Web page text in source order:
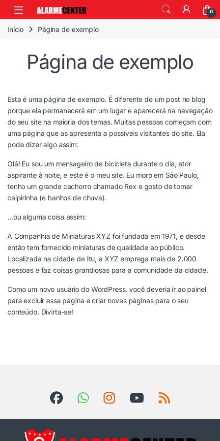
0
Início Página de exemplo
Página de exemplo
Esta é uma página de exemplo. É diferente de um post no blog
porque ela permanecerá em um lugar e aparecerá na navegação
do seu site na maioria dos temas. Muitas pessoas começam com
uma página que as apresenta a possíveis visitantes do site. Ela
pode dizer algo assim:
Olá! Eu sou um mensageiro de bicicleta durante o dia, ator
aspirante à noite, e este é o meu site. Eu moro em São Paulo,
tenho um grande cachorro chamado Rex e gosto de tomar
caipirinha (e banhos de chuva).
…ou alguma coisa assim:
A Companhia de Miniaturas XYZ foi fundada em 1971, e desde
então tem fornecido miniaturas de qualidade ao público.
Localizada na cidade de Itu, a XYZ emprega mais de 2.000
pessoas e faz coisas grandiosas para a comunidade da cidade.
Como um novo usuário do WordPress, você deveria ir ao painel
para excluir essa página e criar novas páginas para o seu
conteúdo. Divirta-se!